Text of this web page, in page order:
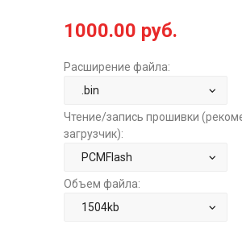
1000.00 руб.
Расширение файла:
Чтение/запись прошивки
загрузчик):
Объем файла: